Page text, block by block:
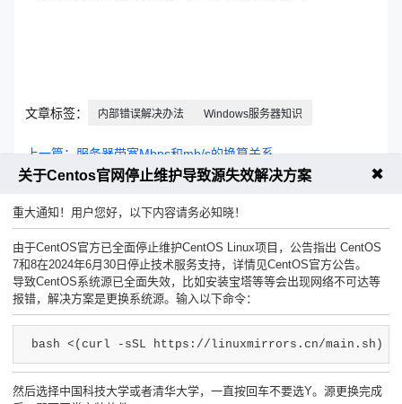
文章标签： 内部错误解决办法 Windows服务器知识
上一篇：服务器带宽Mbps和mb/s的换算关系
宿主机
售前咨询热线工单联系客服
关于Centos官网停止维护导致源失效解决方案 ✖
重大通知！用户您好，以下内容请务必知晓！
由于CentOS官方已全面停止维护CentOS Linux项目，公告指出 CentOS
7和8在2024年6月30日停止技术服务支持，详情见CentOS官方公告。
导致CentOS系统源已全面失效，比如安装宝塔等等会出现网络不可达等
报错，解决方案是更换系统源。输入以下命令：
bash <(curl -sSL https://linuxmirrors.cn/main.sh)
然后选择中国科技大学或者清华大学，一直按回车不要选Y。源更换完成